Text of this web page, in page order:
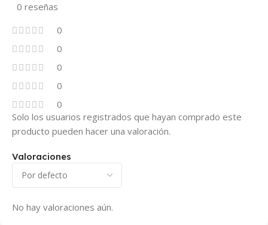
0 reseñas
0
0
0
0
0
Valoraciones
No hay valoraciones aún.
Solo los usuarios registrados que hayan comprado este
producto pueden hacer una valoración.